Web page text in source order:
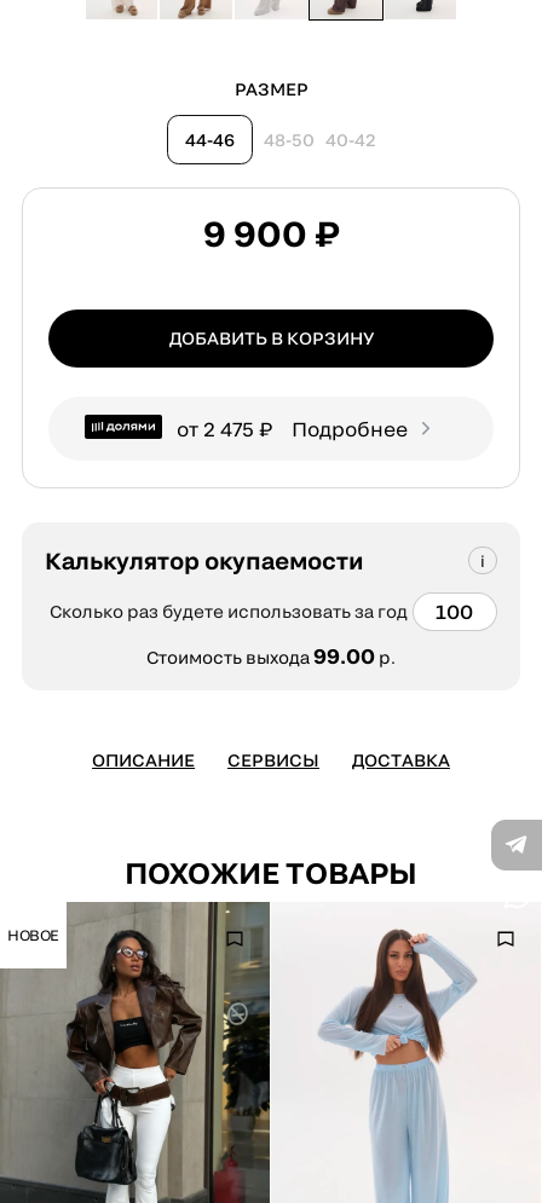
РАЗМЕР
44-46 48-50 40-42
9 900 ₽
ДОБАВИТЬ В КОРЗИНУ
от 2 475 ₽ Подробнее
Калькулятор окупаемости
Сколько раз будете использовать за год
Стоимость выхода 99.00 р.
ОПИСАНИЕ СЕРВИСЫ ДОСТАВКА
ПОХОЖИЕ ТОВАРЫ
НОВОЕ